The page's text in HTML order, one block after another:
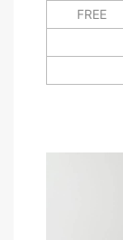
FREE